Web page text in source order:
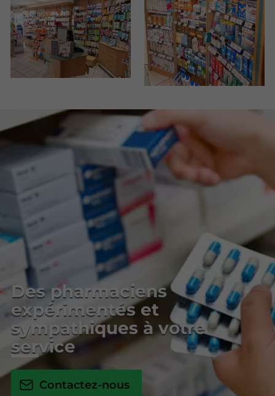
Des pharmaciens
expérimentés et
sympathiques à votre
service
Contactez-nous